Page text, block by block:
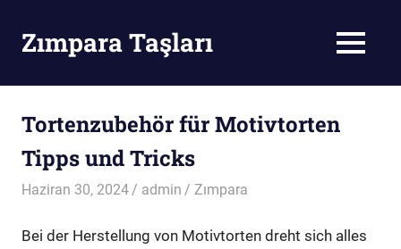
contentZımpara Taşları MENU
Tortenzubehör für Motivtorten
Tipps und Tricks
Haziran 30, 2024 admin Zımpara
Bei der Herstellung von Motivtorten dreht sich alles